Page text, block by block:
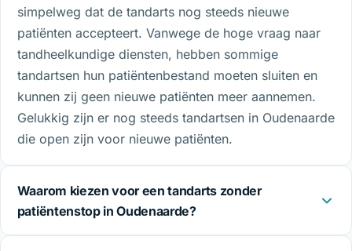
simpelweg dat de tandarts nog steeds nieuwe
patiënten accepteert. Vanwege de hoge vraag naar
tandheelkundige diensten, hebben sommige
tandartsen hun patiëntenbestand moeten sluiten en
kunnen zij geen nieuwe patiënten meer aannemen.
Gelukkig zijn er nog steeds tandartsen in Oudenaarde
die open zijn voor nieuwe patiënten.
Waarom kiezen voor een tandarts zonder
patiëntenstop in Oudenaarde?